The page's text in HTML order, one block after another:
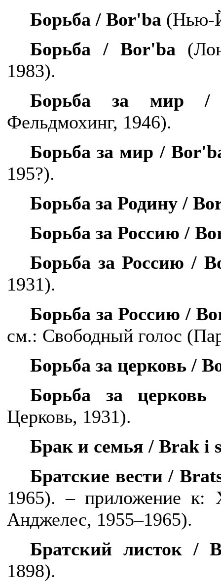
Борьба /Bor'ba (Нью-
Борьба / Bor'ba
1983).
Борьба за мир
Фельдмохинг, 1946).
Борьба за мир / Bor'
195?).
Борьба за Родину /
Борьба за Россию /
Борьба за Россию /
1931).
Борьба за Россию /
см.: Свободный голос
Борьба за церковь /
Борьба за
Церковь, 1931).
Брак и семья /Brak i
Братские вести /
1965). – приложение к:
Анджелес, 1955–1965).
Братский листок/
1898).